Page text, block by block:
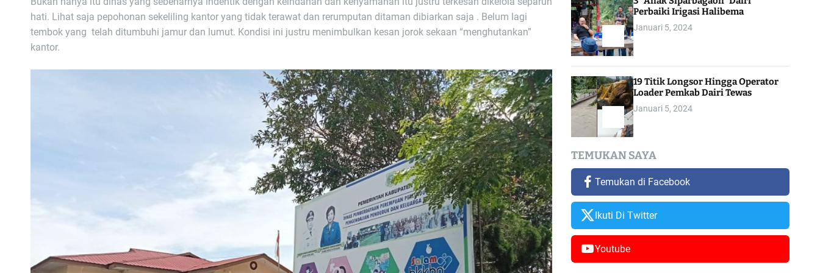
hati. Lihat saja pepohonan sekeliling kantor yang tidak terawat dan rerumputan ditaman dibiarkan saja . Belum lagi
tembok yang telah ditumbuhi jamur dan lumut. Kondisi ini justru menimbulkan kesan jorok sekaan “menghutankan”
kantor.
Perbaiki Irigasi Halibema
Januari 5, 2024
19 Titik Longsor Hingga Operator
Loader Pemkab Dairi Tewas
Januari 5, 2024
TEMUKAN SAYA
Temukan di Facebook
Ikuti Di Twitter
Youtube